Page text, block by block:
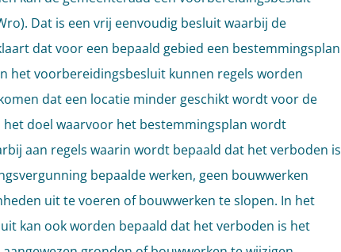
Dat is een vrij eenvoudig besluit waarbij de
dat voor een bepaald gebied een bestemmingsplan
het voorbereidingsbesluit kunnen regels worden
dat een locatie minder geschikt wordt voor de
het doel waarvoor het bestemmingsplan wordt
aan regels waarin wordt bepaald dat het verboden is
bepaalde werken, geen bouwwerken
uit te voeren of bouwwerken te slopen. In het
kan ook worden bepaald dat het verboden is het